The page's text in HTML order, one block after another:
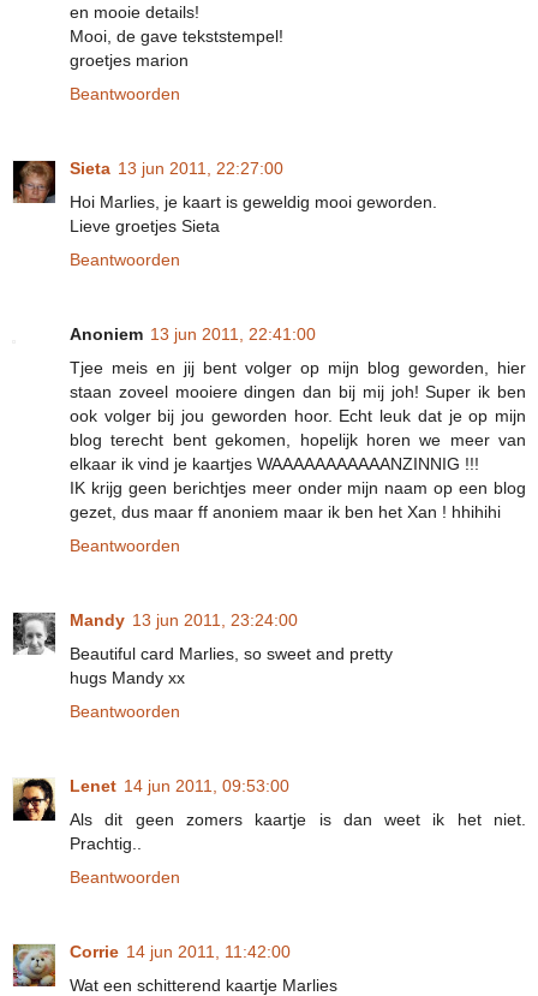
en mooie details!
Mooi, de gave tekststempel!
groetjes marion
Beantwoorden
Sieta 13 jun 2011, 22:27:00
Hoi Marlies, je kaart is geweldig mooi geworden.
Lieve groetjes Sieta
Beantwoorden
Anoniem 13 jun 2011, 22:41:00
Tjee meis en jij bent volger op mijn blog geworden, hier
staan zoveel mooiere dingen dan bij mij joh! Super ik ben
ook volger bij jou geworden hoor. Echt leuk dat je op mijn
blog terecht bent gekomen, hopelijk horen we meer van
elkaar ik vind je kaartjes WAAAAAAAAAAANZINNIG !!!
IK krijg geen berichtjes meer onder mijn naam op een blog
gezet, dus maar ff anoniem maar ik ben het Xan ! hhihihi
Beantwoorden
Mandy 13 jun 2011, 23:24:00
Beautiful card Marlies, so sweet and pretty
hugs Mandy xx
Beantwoorden
Lenet 14 jun 2011, 09:53:00
Als dit geen zomers kaartje is dan weet ik het niet.
Prachtig..
Beantwoorden
Corrie 14 jun 2011, 11:42:00
Wat een schitterend kaartje Marlies